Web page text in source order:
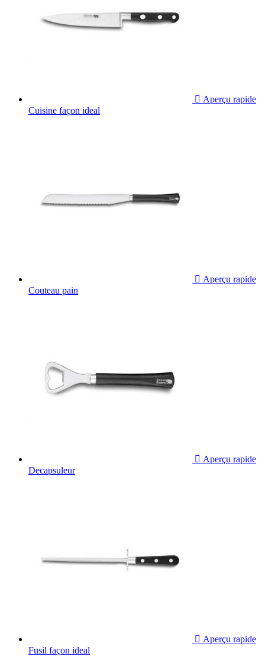
 Aperçu rapide
Cuisine façon ideal
 Aperçu rapide
Couteau pain
 Aperçu rapide
Decapsuleur
 Aperçu rapide
Fusil façon ideal